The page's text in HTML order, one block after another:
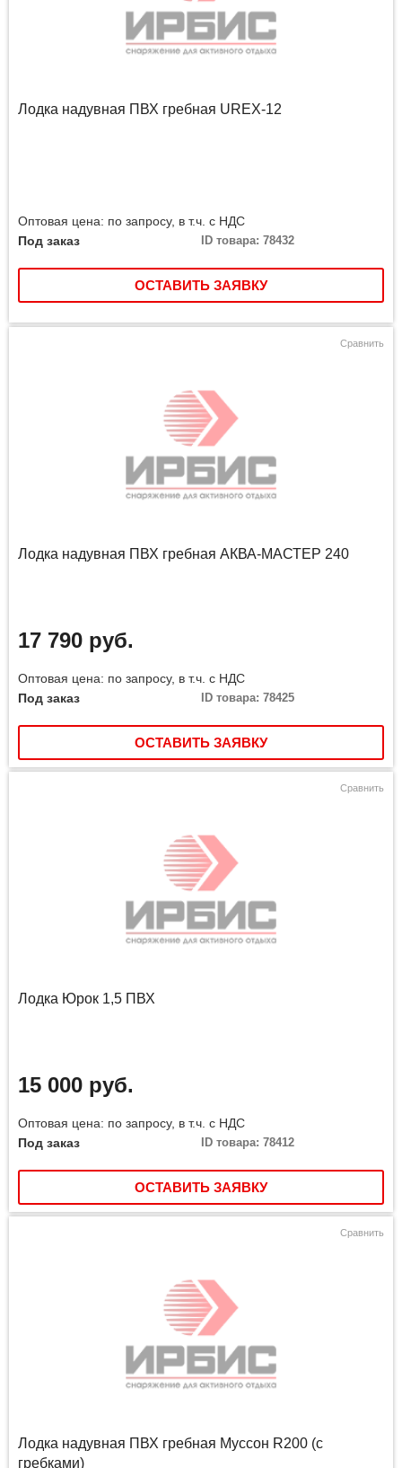
Лодка надувная ПВХ гребная UREX-12
Оптовая цена: по запросу, в т.ч. с НДС
Под заказ
ID товара: 78432
ОСТАВИТЬ ЗАЯВКУ
Сравнить
Лодка надувная ПВХ гребная АКВА-МАСТЕР 240
17 790 руб.
Оптовая цена: по запросу, в т.ч. с НДС
Под заказ
ID товара: 78425
ОСТАВИТЬ ЗАЯВКУ
Сравнить
Лодка Юрок 1,5 ПВХ
15 000 руб.
Оптовая цена: по запросу, в т.ч. с НДС
Под заказ
ID товара: 78412
ОСТАВИТЬ ЗАЯВКУ
Сравнить
Лодка надувная ПВХ гребная Муссон R200 (с
гребками)